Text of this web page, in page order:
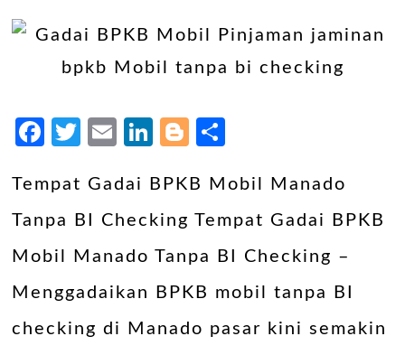
Facebook
Twitter
EmailLinkedIn
Blogger
Tempat Gadai BPKB Mobil Manado
Tanpa BI Checking Tempat Gadai BPKB
Mobil Manado Tanpa BI Checking –
Menggadaikan BPKB mobil tanpa BI
checking di Manado pasar kini semakin